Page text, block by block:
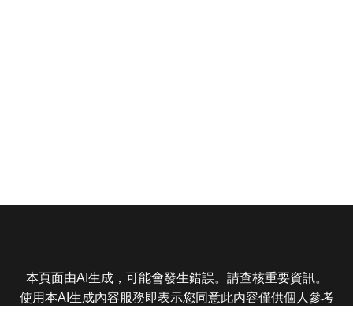
本頁面由AI生成，可能會發生錯誤。請查核重要資訊。
使用本AI生成內容服務即表示您同意此內容僅供個人參考